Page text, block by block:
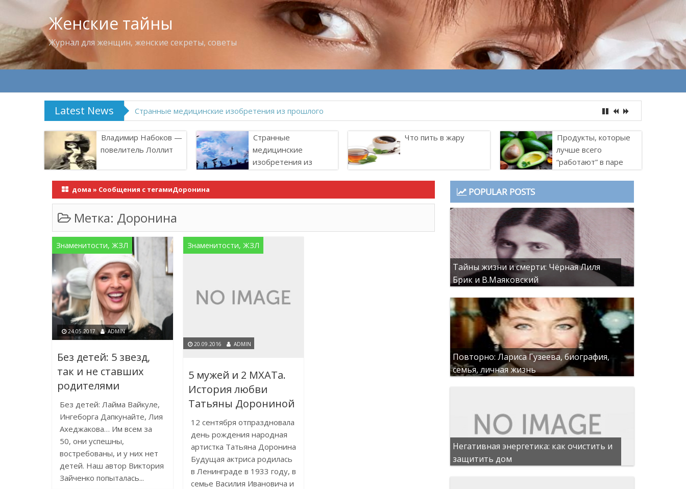
Женские тайны
Журнал для женщин, женские секреты, советы
Latest News Что пить в жару
Владимир Набоков —
повелитель Лоллит
Странные
медицинские
изобретения из
Что пить в жару
Продукты, которые
лучше всего
“работают” в паре
дома » Сообщения с тегамиДоронина
Метка: Доронина
Знаменитости, ЖЗЛ
24.05.2017 ADMIN
Без детей: 5 звезд,
так и не ставших
родителями
Без детей: Лайма Вайкуле,
Ингеборга Дапкунайте, Лия
Ахеджакова… Им всем за
50, они успешны,
востребованы, и у них нет
детей. Наш автор Виктория
Зайченко попыталась...
Знаменитости, ЖЗЛ
20.09.2016 ADMIN
5 мужей и 2 МХАТа.
История любви
Татьяны Дорониной
12 сентября отпраздновала
день рождения народная
артистка Татьяна Доронина
Будущая актриса родилась
в Ленинграде в 1933 году, в
семье Василия Ивановича и
POPULAR POSTS
Тайны жизни и смерти: Чёрная Лиля
Брик и В.Маяковский
Повторно: Лариса Гузеева, биография,
семья, личная жизнь
Негативная энергетика: как очистить и
защитить дом